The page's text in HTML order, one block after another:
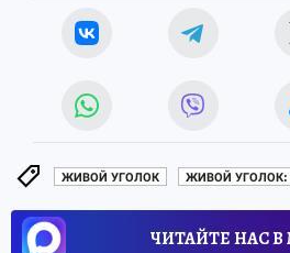
ЖИВОЙ УГОЛОК ЖИВОЙ УГОЛОК:
ЧИТАЙТЕ НАС В